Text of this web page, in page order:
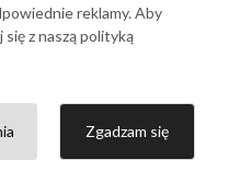
reklamy. Aby
się z naszą polityką
Zgadzam się